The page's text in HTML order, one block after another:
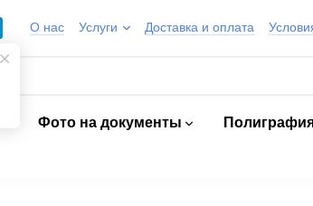
О нас Услуги Доставка и оплата
Фото на документы